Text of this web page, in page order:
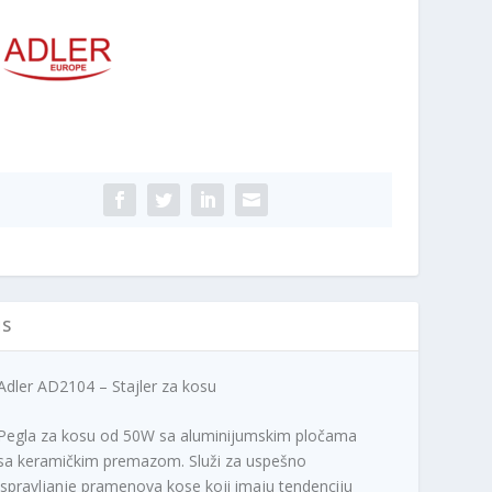
AD2104 – Stajler za kosu
Pegla za kosu od 50W sa aluminijumskim pločama
keramičkim premazom. Služi za uspešno
pramenova kose koji imaju tendenciju